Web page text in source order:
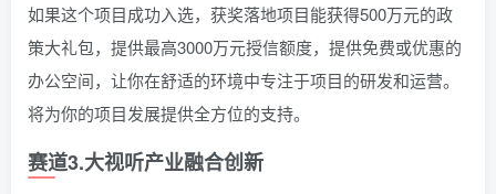
如果这个项目成功入选，获奖落地项目能获得500万元的政
策大礼包，提供最高3000万元授信额度，提供免费或优惠的
办公空间，让你在舒适的环境中专注于项目的研发和运营。
将为你的项目发展提供全方位的支持。
赛道3.大视听产业融合创新